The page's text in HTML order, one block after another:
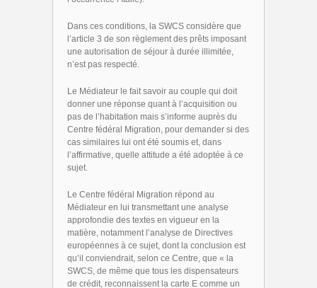
Dans ces conditions, la SWCS considère que
l’article 3 de son règlement des prêts imposant
une autorisation de séjour à durée illimitée,
n’est pas respecté.
Le Médiateur le fait savoir au couple qui doit
donner une réponse quant à l’acquisition ou
pas de l’habitation mais s’informe auprès du
Centre fédéral Migration, pour demander si des
cas similaires lui ont été soumis et, dans
l’affirmative, quelle attitude a été adoptée à ce
sujet.
Le Centre fédéral Migration répond au
Médiateur en lui transmettant une analyse
approfondie des textes en vigueur en la
matière, notamment l’analyse de Directives
européennes à ce sujet, dont la conclusion est
qu’il conviendrait, selon ce Centre, que « la
SWCS, de même que tous les dispensateurs
de crédit, reconnaissent la carte E comme un